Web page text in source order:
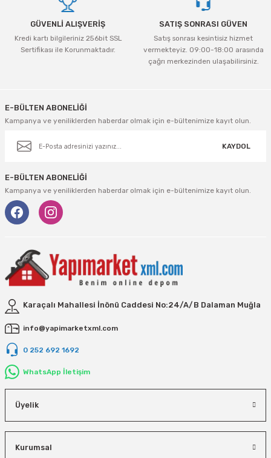
GÜVENLİ ALIŞVERİŞ
Kredi kartı bilgileriniz 256bit SSL
Sertifikası ile Korunmaktadır.
SATIŞ SONRASI GÜVEN
Satış sonrası kesintisiz hizmet
vermekteyiz. 09:00-18:00 arasında
çağrı merkezinden ulaşabilirsiniz.
E-BÜLTEN ABONELİĞİ
Kampanya ve yeniliklerden haberdar olmak için e-bültenimize kayıt olun.
KAYDOL
E-BÜLTEN ABONELİĞİ
Kampanya ve yeniliklerden haberdar olmak için e-bültenimize kayıt olun.
Karaçalı Mahallesi İnönü Caddesi No:24/A/B Dalaman Muğla
info@yapimarketxml.com
0 252 692 1692
WhatsApp İletişim
Üyelik
Kurumsal